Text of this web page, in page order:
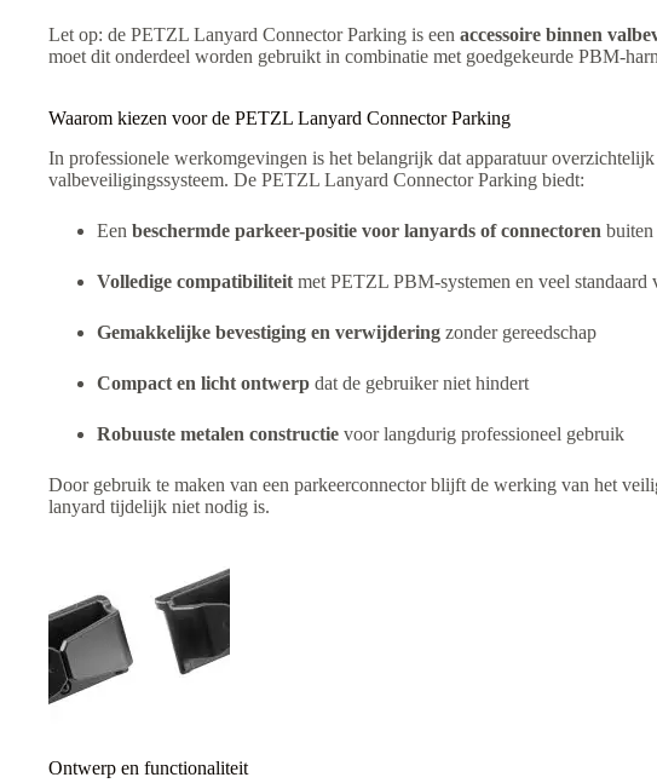
Let op: de PETZL Lanyard Connector Parking is een accessoire binnen
moet dit onderdeel worden gebruikt in combinatie met goedgekeurde PBM-
Waarom kiezen voor de PETZL Lanyard Connector Parking
In professionele werkomgevingen is het belangrijk dat apparatuur
valbeveiligingssysteem. De PETZL Lanyard Connector Parking biedt:
Een beschermde parkeer-positie voor lanyards of connectoren
Volledige compatibiliteit met PETZL PBM-systemen en veel standaard
Gemakkelijke bevestiging en verwijdering zonder gereedschap
Compact en licht ontwerp dat de gebruiker niet hindert
Robuuste metalen constructie voor langdurig professioneel gebruik
Door gebruik te maken van een parkeerconnector blijft de werking van het
lanyard tijdelijk niet nodig is.
Ontwerp en functionaliteit